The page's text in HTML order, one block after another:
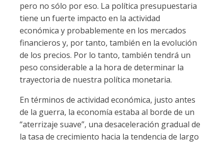
pero no sólo por eso. La política presupuestaria
tiene un fuerte impacto en la actividad
económica y probablemente en los mercados
financieros y, por tanto, también en la evolución
de los precios. Por lo tanto, también tendrá un
peso considerable a la hora de determinar la
trayectoria de nuestra política monetaria.
En términos de actividad económica, justo antes
de la guerra, la economía estaba al borde de un
“aterrizaje suave”, una desaceleración gradual de
la tasa de crecimiento hacia la tendencia de largo